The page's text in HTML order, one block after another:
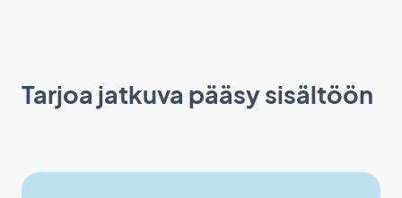
Tarjoa jatkuva pääsy sisältöön